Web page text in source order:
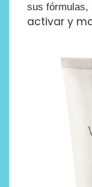
sus fórmulas,
activar y